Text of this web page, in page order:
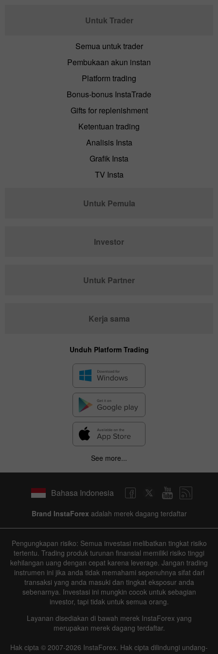
Untuk Trader
Semua untuk trader
Pembukaan akun instan
Platform trading
Bonus-bonus InstaTrade
Gifts for replenishment
Ketentuan trading
Analisis Insta
Grafik Insta
TV Insta
Untuk Pemula
Investor
Untuk Partner
Kerja sama
Unduh Platform Trading
See more...
Bahasa Indonesia
Brand InstaForex adalah merek dagang terdaftar
Pengungkapan risiko: Semua investasi melibatkan tingkat risiko
tertentu. Trading produk turunan finansial memiliki risiko tinggi
kehilangan uang dengan cepat karena leverage. Jangan trading
instrumen ini jika anda tidak memahami sepenuhnya sifat dari
transaksi yang anda masuki dan tingkat eksposur anda
sebenarnya. Investasi ini mungkin cocok untuk sebagian
investor, tapi tidak untuk semua orang.
Layanan disediakan di bawah merek InstaForex yang
merupakan merek dagang terdaftar.
Hak cipta © 2007-2026 InstaForex. Hak cipta dilindungi undang-